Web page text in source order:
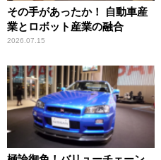
その手があったか！ 自動車産
業とロボット産業の融合
2026.07.15